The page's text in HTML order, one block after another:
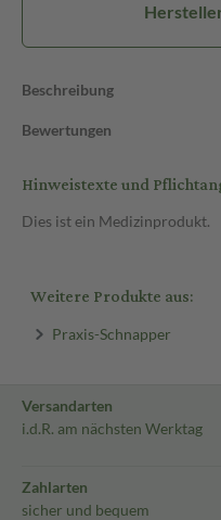
Beschreibung
Bewertungen
Hinweistexte und
Dies ist ein Medizinprodukt.
Weitere Produkte aus:
Praxis-Schnapper
Versandarten
i.d.R. am nächsten Werktag
Zahlarten
sicher und bequem